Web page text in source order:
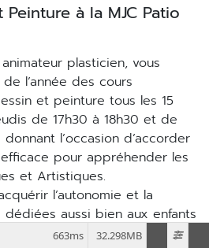
l’année des cours
et peinture tous les 15
de 17h30 à 18h30 et de
l’occasion d’accorder
pour appréhender les
et Artistiques.
l’autonomie et la
aussi bien aux enfants
et adultes à travers 2
32.298MB
663ms